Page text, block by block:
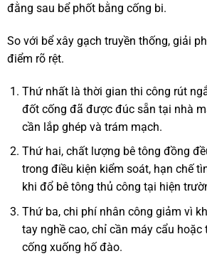
đằng sau bể phốt bằng cống bi.
So với bể xây gạch truyền thống, giải
điểm rõ rệt.
Thứ nhất là thời gian thi công rút
đốt cống đã được đúc sẵn tại nhà
cần lắp ghép và trám mạch.
Thứ hai, chất lượng bê tông đồng
trong điều kiện kiểm soát, hạn chế
khi đổ bê tông thủ công tại hiện
Thứ ba, chi phí nhân công giảm vì
tay nghề cao, chỉ cần máy cẩu hoặc
cống xuống hố đào.